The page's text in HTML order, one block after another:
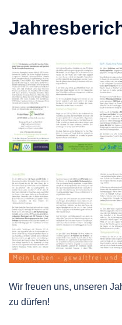
Wir freuen uns, unseren
zu dürfen!